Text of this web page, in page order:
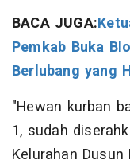
BACA JUGA:
Pemkab Buka
Berlubang yang
"Hewan kurban
1, sudah
Kelurahan